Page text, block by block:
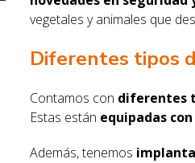
vegetales y animales que
Diferentes tipos
Contamos con diferentes
Estas están equipadas
Además, tenemos